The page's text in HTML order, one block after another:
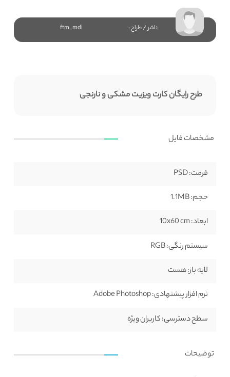
ناشر / طراح : ftm_mdi
طرح رایگان کارت ویزیت مشکی و نارنجی
مشخصات فایل
فرمت:
حجم:
ابعاد:
سیستم رنگی:
لایه باز:هست
نرم افزار پیشنهادی:
سطح دسترسی:کاربران ویژه
توضیحات